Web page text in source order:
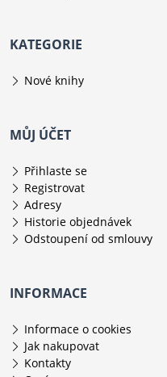
KATEGORIE
Nové knihy
MŮJ ÚČET
Přihlaste se
Registrovat
Adresy
Historie objednávek
Odstoupení od smlouvy
INFORMACE
Informace o cookies
Jak nakupovat
Kontakty